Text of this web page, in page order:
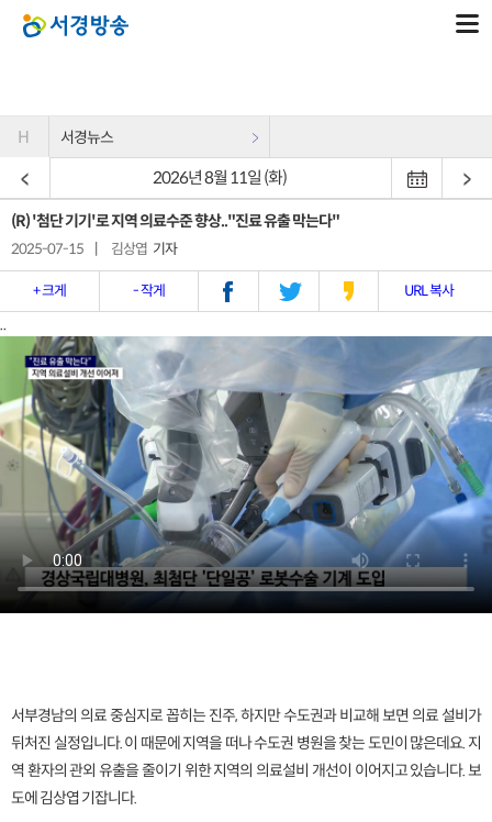
H 서경뉴스
2026년 8월 11일 (화)
(R) '첨단 기기'로 지역 의료수준 향상.."진료 유출 막는다"
2025-07-15 김상엽 기자
+ 크게 - 작게 URL 복사
..
서부경남의 의료 중심지로 꼽히는 진주, 하지만 수도권과 비교해 보면 의료 설비가
뒤처진 실정입니다. 이 때문에 지역을 떠나 수도권 병원을 찾는 도민이 많은데요. 지
역 환자의 관외 유출을 줄이기 위한 지역의 의료설비 개선이 이어지고 있습니다. 보
도에 김상엽 기잡니다.